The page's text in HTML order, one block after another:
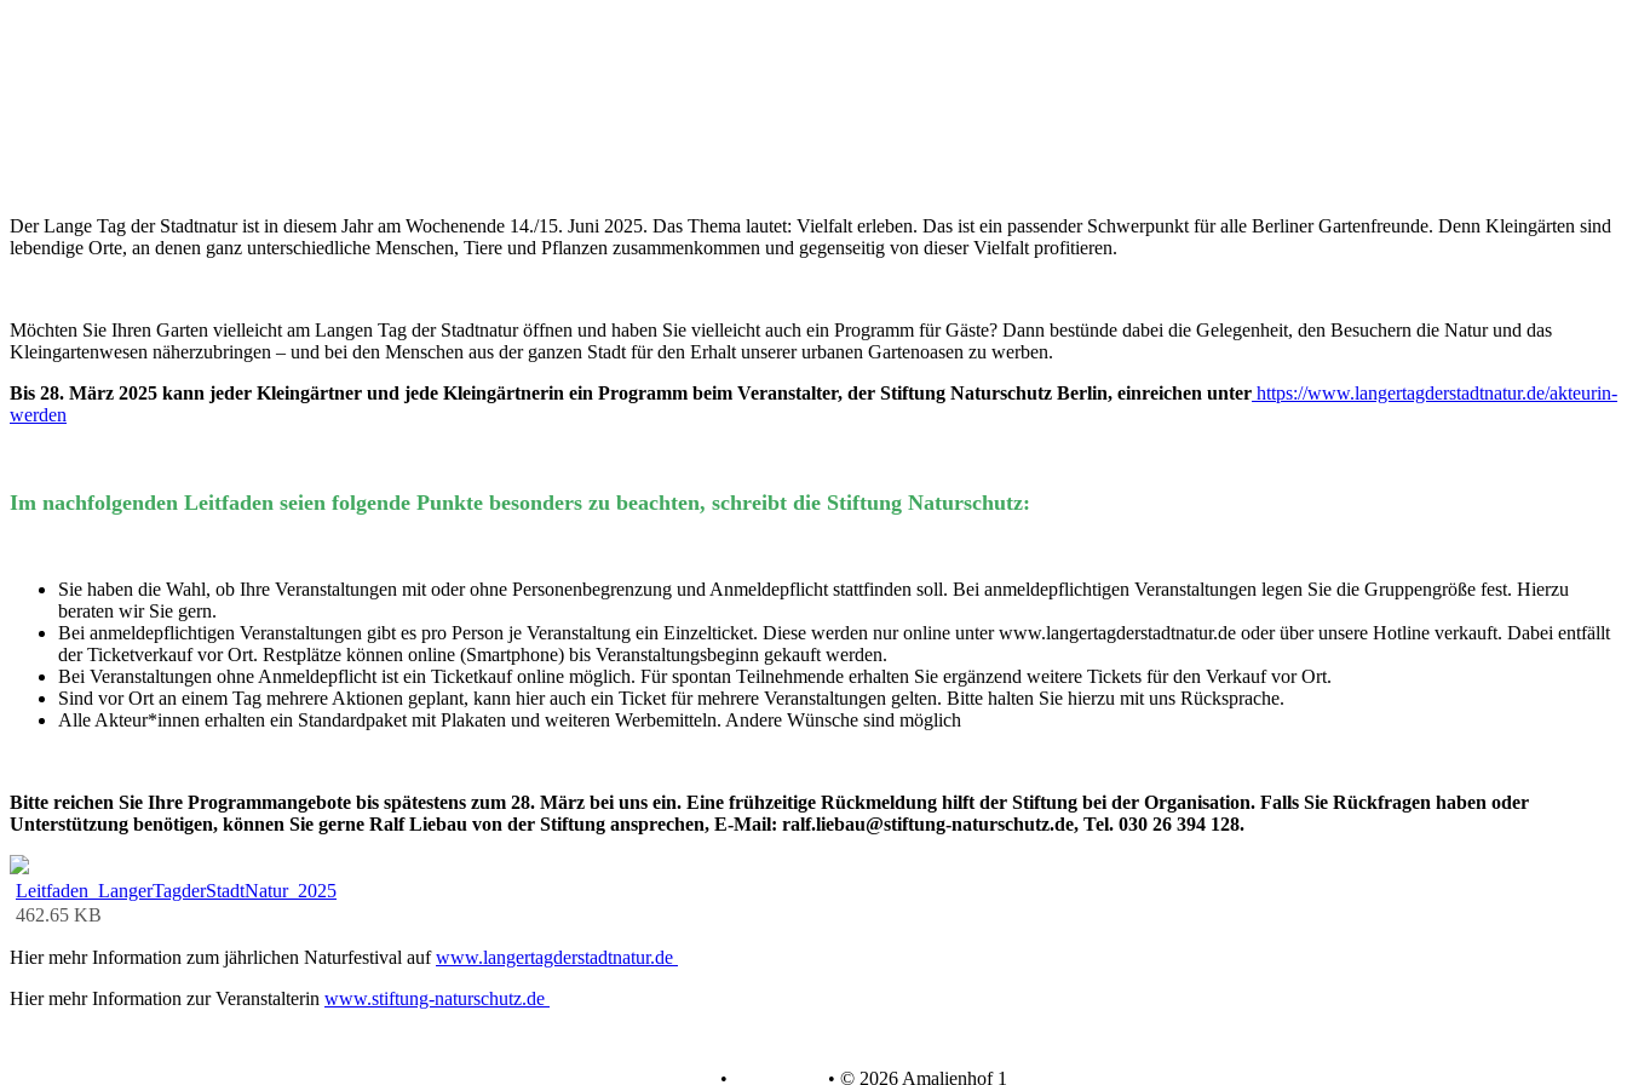
Der Lange Tag der Stadtnatur ist in diesem Jahr am Wochenende 14./15. Juni 2025. Das Thema lautet: Vielfalt erleben. Das ist ein passender Schwerpunkt für alle Berliner Gartenfreunde. Denn Kleingärten sind
lebendige Orte, an denen ganz unterschiedliche Menschen, Tiere und Pflanzen zusammenkommen und gegenseitig von dieser Vielfalt profitieren.
Möchten Sie Ihren Garten vielleicht am Langen Tag der Stadtnatur öffnen und haben Sie vielleicht auch ein Programm für Gäste? Dann bestünde dabei die Gelegenheit, den Besuchern die Natur und das
Kleingartenwesen näherzubringen – und bei den Menschen aus der ganzen Stadt für den Erhalt unserer urbanen Gartenoasen zu werben.
Bis 28. März 2025 kann jeder Kleingärtner und jede Kleingärtnerin ein Programm beim Veranstalter, der Stiftung Naturschutz Berlin, einreichen unter https://www.langertagderstadtnatur.de/akteurin-
werden
Im nachfolgenden Leitfaden seien folgende Punkte besonders zu beachten, schreibt die Stiftung Naturschutz:
Sie haben die Wahl, ob Ihre Veranstaltungen mit oder ohne Personenbegrenzung und Anmeldepflicht stattfinden soll. Bei anmeldepflichtigen Veranstaltungen legen Sie die Gruppengröße fest. Hierzu
beraten wir Sie gern.
Bei anmeldepflichtigen Veranstaltungen gibt es pro Person je Veranstaltung ein Einzelticket. Diese werden nur online unter www.langertagderstadtnatur.de oder über unsere Hotline verkauft. Dabei entfällt
der Ticketverkauf vor Ort. Restplätze können online (Smartphone) bis Veranstaltungsbeginn gekauft werden.
Bei Veranstaltungen ohne Anmeldepflicht ist ein Ticketkauf online möglich. Für spontan Teilnehmende erhalten Sie ergänzend weitere Tickets für den Verkauf vor Ort.
Sind vor Ort an einem Tag mehrere Aktionen geplant, kann hier auch ein Ticket für mehrere Veranstaltungen gelten. Bitte halten Sie hierzu mit uns Rücksprache.
Alle Akteur*innen erhalten ein Standardpaket mit Plakaten und weiteren Werbemitteln. Andere Wünsche sind möglich
Bitte reichen Sie Ihre Programmangebote bis spätestens zum 28. März bei uns ein. Eine frühzeitige Rückmeldung hilft der Stiftung bei der Organisation. Falls Sie Rückfragen haben oder
Unterstützung benötigen, können Sie gerne Ralf Liebau von der Stiftung ansprechen, E-Mail: ralf.liebau@stiftung-naturschutz.de, Tel. 030 26 394 128.
Leitfaden_LangerTagderStadtNatur_2025
462.65 KB
Hier mehr Information zum jährlichen Naturfestival aufwww.langertagderstadtnatur.de
Hier mehr Information zur Veranstalterin www.stiftung-naturschutz.de
• • © 2026 Amalienhof 1